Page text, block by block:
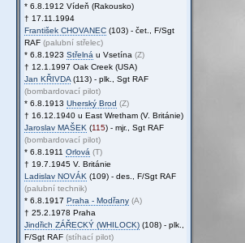
* 6.8.1912 Vídeň (Rakousko)
† 17.11.1994
František CHOVANEC (103) - čet., F/Sgt
RAF (palubní střelec)
* 6.8.1923 Střelná u Vsetína (Z)
† 12.1.1997 Oak Creek (USA)
Jan KŘIVDA (113) - plk., Sgt RAF
(bombardovací pilot)
* 6.8.1913 Uherský Brod (Z)
† 16.12.1940 u East Wretham (V. Británie)
Jaroslav MAŠEK (115) - mjr., Sgt RAF
(bombardovací pilot)
* 6.8.1911 Orlová (T)
† 19.7.1945 V. Británie
Ladislav NOVÁK (109) - des., F/Sgt RAF
(palubní technik)
* 6.8.1917 Praha - Modřany (A)
† 25.2.1978 Praha
Jindřich ZÁŘECKÝ (WHILOCK) (108) - plk.,
F/Sgt RAF (stíhací pilot)